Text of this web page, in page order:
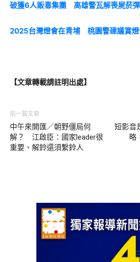
破獲6人販毒集團 高雄警瓦解喪屍菸
2025台灣燈會在青埔 桃園警建議賞燈
【文章轉載請註明出處】
前一篇文章
中午來開匯／朝野僵局何
解？ 江啟臣：國家leader很
重要、解鈴還須繫鈴人
短影音
略